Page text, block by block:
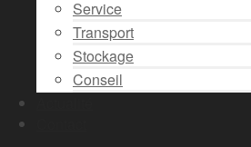
Service
Transport
Stockage
Conseil